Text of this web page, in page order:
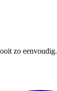
zo eenvoudig.